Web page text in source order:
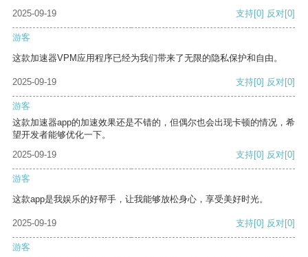
2025-09-19
支持[0] 反对[0]
游客
这款加速器VPM应用程序已经为我们带来了无限的隐私保护和自由。
2025-09-19 支持[0] 反对[0]
游客
这款加速器app的加速效果还是不错的，但偶尔也会出现卡顿的情况，希
望开发者能够优化一下。
2025-09-19
支持[0] 反对[0]
游客
这款app是我娱乐的好帮手，让我能够放松身心，享受美好时光。
2025-09-19 支持[0] 反对[0]
游客